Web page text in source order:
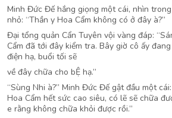
Minh Đức Đế hắng giọng một cái, nhìn
nhỏ: “Thần y Hoa Cẩm không có ở đây à?”
Đại tổng quản Cẩn Tuyên vội vàng đáp:
Cẩm đã tới đây kiểm tra. Bây giờ cô ấy
điện hạ, buổi tối sẽ
về đây chữa cho bỆ hạ.”
“Sùng Nhi à?” Minh Đức Đế gật đầu một
Hoa Cẩm hết sức cao siêu, có lẽ sẽ chữa
e rằng không chữa khỏi được rồi.”